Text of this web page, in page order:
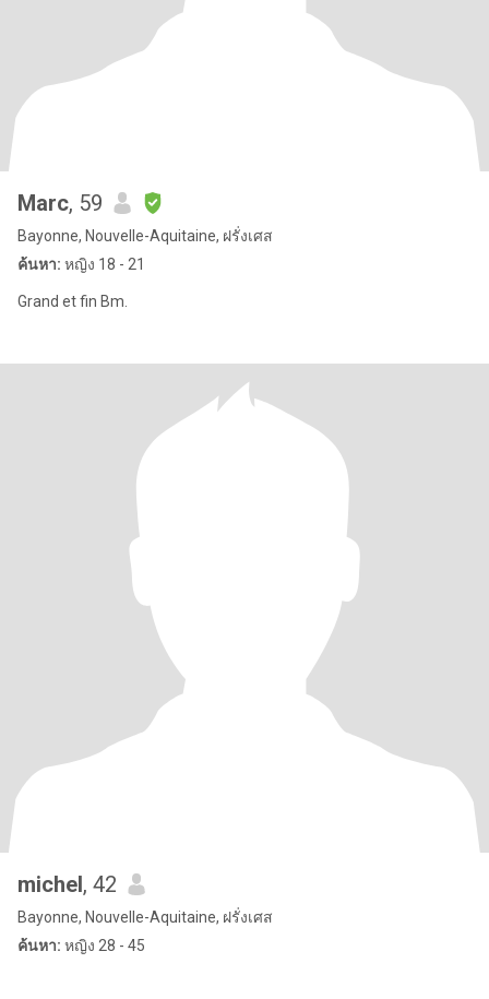
Marc, 59
Bayonne, Nouvelle-Aquitaine, ฝรั่งเศส
ค้นหา: หญิง 18 - 21
Grand et fin Bm.
michel, 42
Bayonne, Nouvelle-Aquitaine, ฝรั่งเศส
ค้นหา: หญิง 28 - 45